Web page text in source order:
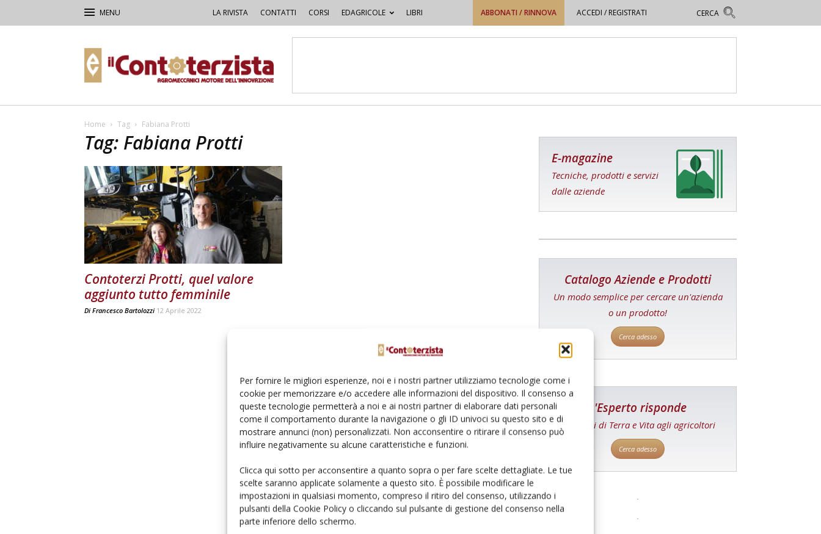
Per fornire le migliori esperienze, noi e i nostri partner utilizziamo tecnologie come i
cookie per memorizzare e/o accedere alle informazioni del dispositivo. Il consenso a
queste tecnologie permetterà a noi e ai nostri partner di elaborare dati personali
come il comportamento durante la navigazione o gli ID univoci su questo sito e di
mostrare annunci (non) personalizzati. Non acconsentire o ritirare il consenso può
influire negativamente su alcune caratteristiche e funzioni.
Clicca qui sotto per acconsentire a quanto sopra o per fare scelte dettagliate. Le tue
scelte saranno applicate solamente a questo sito. È possibile modificare le
impostazioni in qualsiasi momento, compreso il ritiro del consenso, utilizzando i
pulsanti della Cookie Policy o cliccando sul pulsante di gestione del consenso nella
parte inferiore dello schermo.
LA RIVISTA CONTATTI CORSI EDAGRICOLE LIBRI ABBONATI / RINNOVA ACCEDI / REGISTRATI
Contoterzista
Home Tag Fabiana Protti
Tag: Fabiana Protti
Contoterzi Protti, quel valore
aggiunto tutto femminile
Di Francesco Bartolozzi 12 Aprile 2022
E-magazine
Tecniche, prodotti e servizi
dalle aziende
Catalogo Aziende e Prodotti
Un modo semplice per cercare un'azienda
o un prodotto!
Cerca adesso
L'Esperto risponde
I consigli di Terra e Vita agli agricoltori
Cerca adesso